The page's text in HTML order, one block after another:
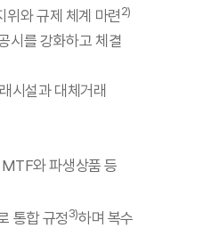
와 규제 체계 마련2)
시를 강화하고 체결
시설과 대체거래
와 파생상품 등
통합 규정3)하며 복수